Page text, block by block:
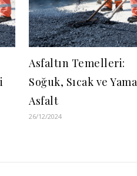
Asfaltın Temelleri:
Soğuk, Sıcak ve Yama
Asfalt
26/12/2024